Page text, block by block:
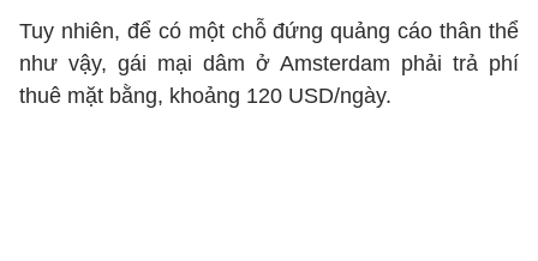
Tuy nhiên, để có một chỗ đứng quảng cáo thân thể
như vậy, gái mại dâm ở Amsterdam phải trả phí
thuê mặt bằng, khoảng 120 USD/ngày.